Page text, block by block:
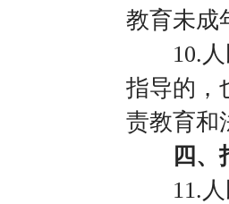
教育未成
10.
指导的，
责教育和
四、
11.